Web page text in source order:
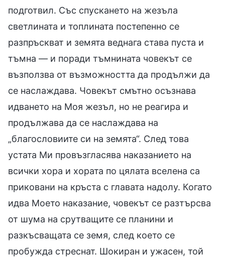
подготвил. Със спускането на жезъла
светлината и топлината постепенно се
разпръскват и земята веднага става пуста и
тъмна — и поради тъмнината човекът се
възползва от възможността да продължи да
се наслаждава. Човекът смътно осъзнава
идването на Моя жезъл, но не реагира и
продължава да се наслаждава на
„благословиите си на земята“. След това
устата Ми провъзгласява наказанието на
всички хора и хората по цялата вселена са
приковани на кръста с главата надолу. Когато
идва Моето наказание, човекът се разтърсва
от шума на срутващите се планини и
разкъсващата се земя, след което се
пробужда стреснат. Шокиран и ужасен, той